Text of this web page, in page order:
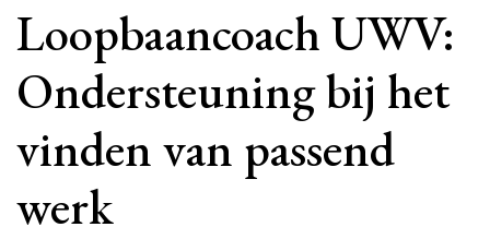
Loopbaancoach UWV:
Ondersteuning bij het
vinden van passend
werk